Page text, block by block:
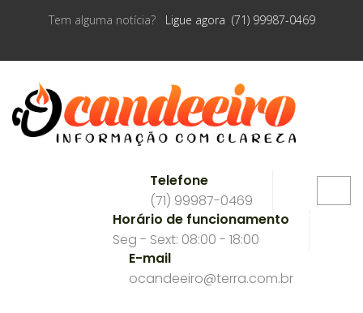
Tem alguma notícia? Ligue agora (71) 99987-0469
Telefone
(71) 99987-0469
Horário de funcionamento
Seg - Sext: 08:00 - 18:00
E-mail
ocandeeiro@terra.com.br